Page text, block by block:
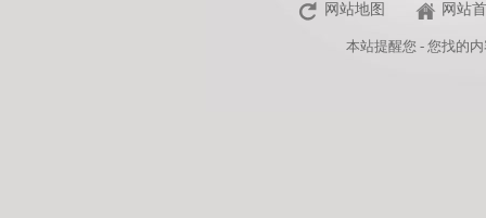
网站地图 网站
本站提醒您 - 您找的